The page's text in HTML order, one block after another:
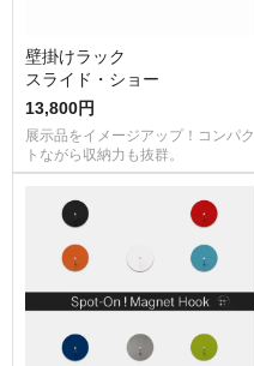
壁掛けラック
スライド・ショー
13,800円
展示品をイメージアップ！コンパク
トながら収納力も抜群。